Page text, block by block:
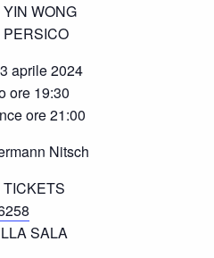
WONG
aprile 2024
ore 19:30
ore 21:00
Nitsch
SALA